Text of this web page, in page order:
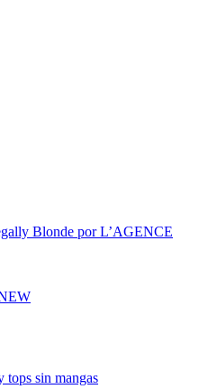
Blonde por L’AGENCE
tops sin mangas